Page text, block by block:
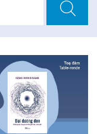
VI
VI
FR